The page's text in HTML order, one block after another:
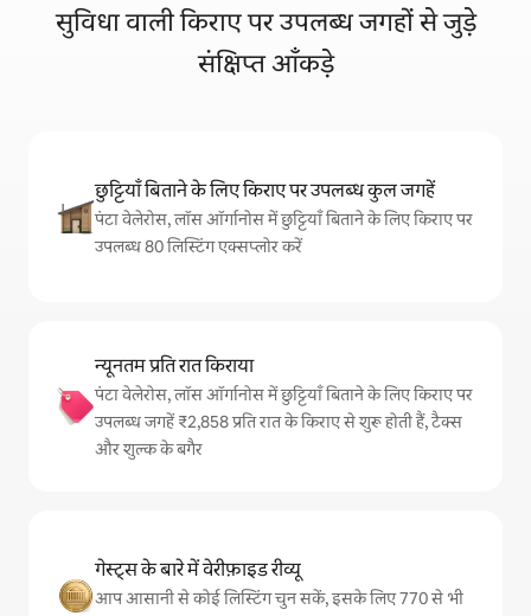
सुविधा वाली किराए पर उपलब्ध जगहों से जुड़े
संक्षिप्त आँकड़े
छुट्टियाँ बिताने के लिए किराए पर उपलब्ध कुल जगहें
पंटा वेलेरोस, लॉस ऑर्गानोस में छुट्टियाँ बिताने के लिए किराए पर
उपलब्ध 80 लिस्टिंग एक्सप्लोर करें
न्यूनतम प्रति रात किराया
पंटा वेलेरोस, लॉस ऑर्गानोस में छुट्टियाँ बिताने के लिए किराए पर
उपलब्ध जगहें ₹2,858 प्रति रात के किराए से शुरू होती हैं, टैक्स
और शुल्क के बगैर
गेस्ट्स के बारे में वेरीफ़ाइड रीव्यू
आप आसानी से कोई लिस्टिंग चुन सकें, इसके लिए 770 से भी